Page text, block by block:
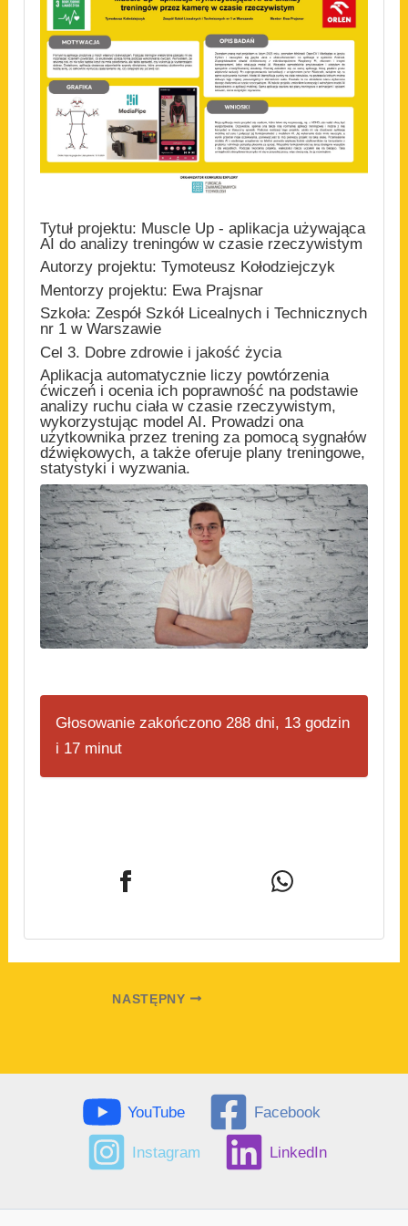
Tytuł projektu: Muscle Up - aplikacja używająca
AI do analizy treningów w czasie rzeczywistym
Autorzy projektu: Tymoteusz Kołodziejczyk
Mentorzy projektu: Ewa Prajsnar
Szkoła: Zespół Szkół Licealnych i Technicznych
nr 1 w Warszawie
Cel 3. Dobre zdrowie i jakość życia
Aplikacja automatycznie liczy powtórzenia
ćwiczeń i ocenia ich poprawność na podstawie
analizy ruchu ciała w czasie rzeczywistym,
wykorzystując model AI. Prowadzi ona
użytkownika przez trening za pomocą sygnałów
dźwiękowych, a także oferuje plany treningowe,
statystyki i wyzwania.
Głosowanie zakończono 288 dni, 13 godzin
i 17 minut
NASTĘPNY
YouTube Facebook
Instagram LinkedIn